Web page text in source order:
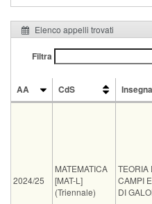
Elenco appelli trovati
Filtra
AA CdS
2024/25
MATEMATICA
[MAT-L]
(Triennale)
TEORIA
CAMPI
DI